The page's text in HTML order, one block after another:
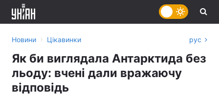
Новини › Цікавинки рус
Як би виглядала Антарктида без
льоду: вчені дали вражаючу
відповідь